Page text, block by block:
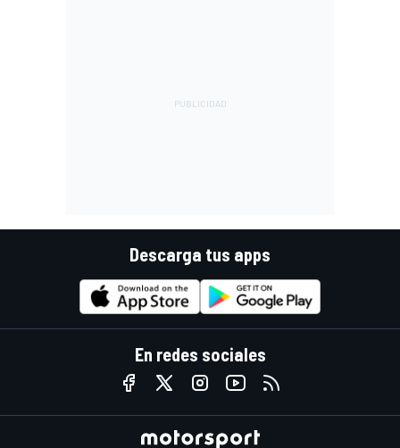
Descarga tus apps
En redes sociales